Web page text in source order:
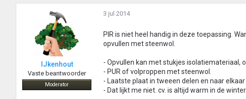
IJkenhout
Vaste beantwoorder
Moderator
3 jul 2014
PIR is niet heel handig in deze toepassing.
opvullen met steenwol.
- Opvullen kan met stukjes isolatiemateriaal,
- PUR of volproppen met steenwol.
- Laatste plaat in tweeen delen en naar
- Dat lijkt me niet. cv. is altijd warm in de winter.